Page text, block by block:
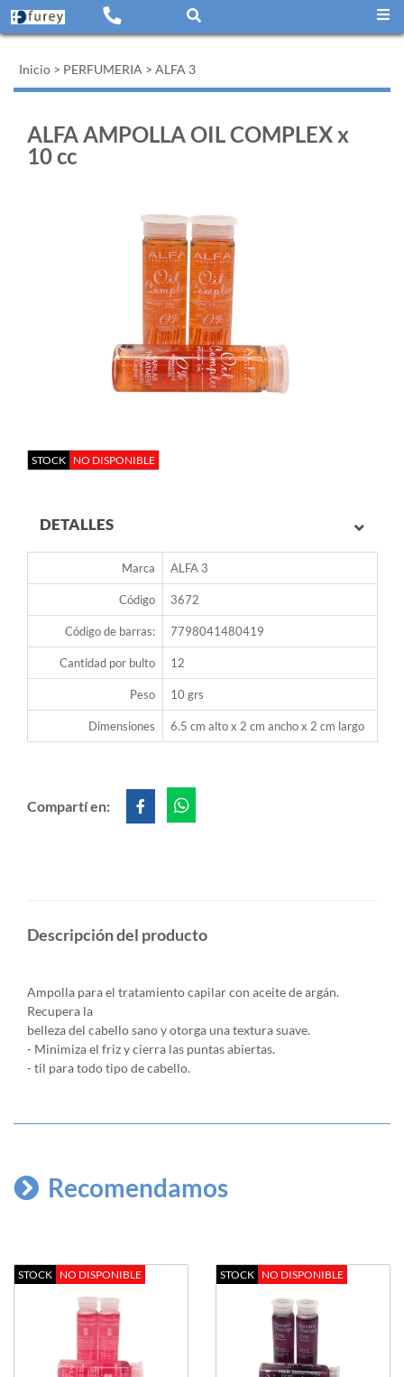
Inicio > PERFUMERIA > ALFA 3
ALFA AMPOLLA OIL COMPLEX x
10 cc
STOCK NO DISPONIBLE
DETALLES
Marca ALFA 3
Código 3672
Código de barras: 7798041480419
Cantidad por bulto 12
Peso 10 grs
Dimensiones 6.5 cm alto x 2 cm ancho x 2 cm largo
Compartí en:
Descripción del producto
Ampolla para el tratamiento capilar con aceite de argán.
Recupera la
belleza del cabello sano y otorga una textura suave.
- Minimiza el friz y cierra las puntas abiertas.
- til para todo tipo de cabello.
Recomendamos
STOCK NO DISPONIBLE STOCK NO DISPONIBLE